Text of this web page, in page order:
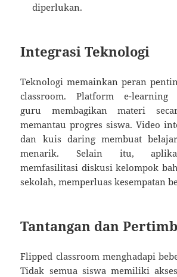
diperlukan.
Integrasi Teknologi
Teknologi memainkan peran
classroom. Platform e-learning
guru membagikan materi
memantau progres siswa. Video
dan kuis daring membuat
menarik. Selain itu,
memfasilitasi diskusi kelompok
sekolah, memperluas kesempatan
Tantangan dan
Flipped classroom menghadapi
Tidak semua siswa memiliki